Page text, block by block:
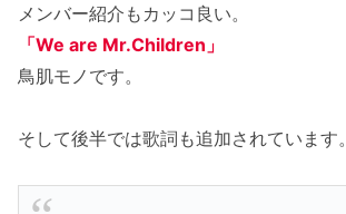
メンバー紹介もカッコ良い。
「We are Mr.Children」
鳥肌モノです。
そして後半では歌詞も追加されています。